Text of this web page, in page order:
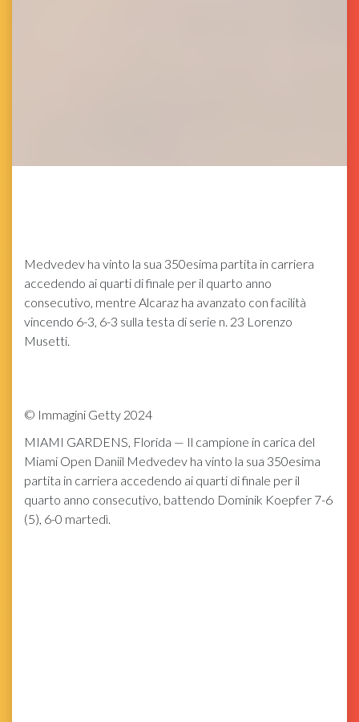
Medvedev ha vinto la sua 350esima partita in carriera
accedendo ai quarti di finale per il quarto anno
consecutivo, mentre Alcaraz ha avanzato con facilità
vincendo 6-3, 6-3 sulla testa di serie n. 23 Lorenzo
Musetti.
© Immagini Getty 2024
MIAMI GARDENS, Florida — Il campione in carica del
Miami Open Daniil Medvedev ha vinto la sua 350esima
partita in carriera accedendo ai quarti di finale per il
quarto anno consecutivo, battendo Dominik Koepfer 7-6
(5), 6-0 martedì.